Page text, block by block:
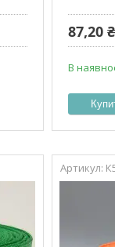
87,20
В